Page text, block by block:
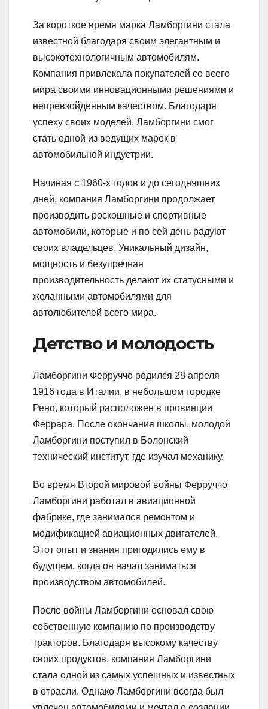
За короткое время марка Ламборгини стала
известной благодаря своим элегантным и
высокотехнологичным автомобилям.
Компания привлекала покупателей со всего
мира своими инновационными решениями и
непревзойденным качеством. Благодаря
успеху своих моделей, Ламборгини смог
стать одной из ведущих марок в
автомобильной индустрии.
Начиная с 1960-х годов и до сегодняшних
дней, компания Ламборгини продолжает
производить роскошные и спортивные
автомобили, которые и по сей день радуют
своих владельцев. Уникальный дизайн,
мощность и безупречная
производительность делают их статусными и
желанными автомобилями для
автолюбителей всего мира.
Детство и молодость
Ламборгини Ферруччо родился 28 апреля
1916 года в Италии, в небольшом городке
Рено, который расположен в провинции
Феррара. После окончания школы, молодой
Ламборгини поступил в Болонский
технический институт, где изучал механику.
Во время Второй мировой войны Ферруччо
Ламборгини работал в авиационной
фабрике, где занимался ремонтом и
модификацией авиационных двигателей.
Этот опыт и знания пригодились ему в
будущем, когда он начал заниматься
производством автомобилей.
После войны Ламборгини основал свою
собственную компанию по производству
тракторов. Благодаря высокому качеству
своих продуктов, компания Ламборгини
стала одной из самых успешных и известных
в отрасли. Однако Ламборгини всегда был